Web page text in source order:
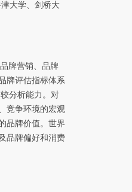
大学、剑桥大
牌营销、品牌
牌评估指标体系
分析能力。对
竞争环境的宏观
品牌价值。世界
品牌偏好和消费